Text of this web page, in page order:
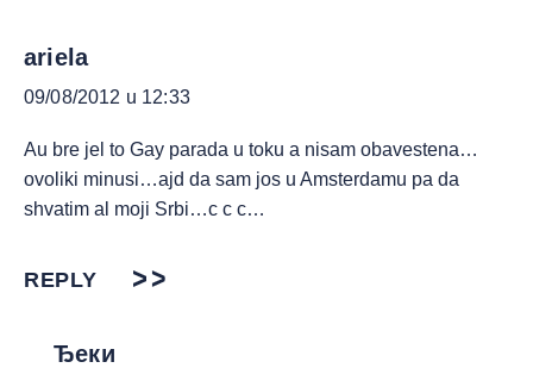
ariela
09/08/2012 u 12:33
Au bre jel to Gay parada u toku a nisam obavestena…
ovoliki minusi…ajd da sam jos u Amsterdamu pa da
shvatim al moji Srbi…c c c…
REPLY
Ђеки